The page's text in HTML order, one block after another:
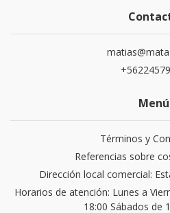
Menú
Términos y
Referencias sobre
Dirección local comercial:
Horarios de atención: Lunes a
18:00 Sábados de